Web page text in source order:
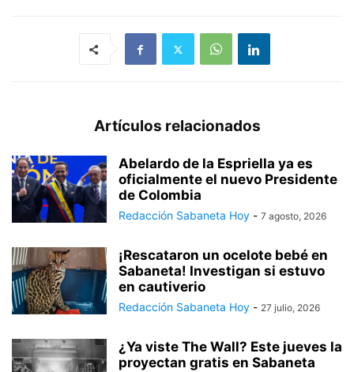
Artículos relacionados
Abelardo de la Espriella ya es
oficialmente el nuevo Presidente
de Colombia
Redacción Sabaneta Hoy - 7 agosto, 2026
¡Rescataron un ocelote bebé en
Sabaneta! Investigan si estuvo
en cautiverio
Redacción Sabaneta Hoy - 27 julio, 2026
¿Ya viste The Wall? Este jueves la
proyectan gratis en Sabaneta